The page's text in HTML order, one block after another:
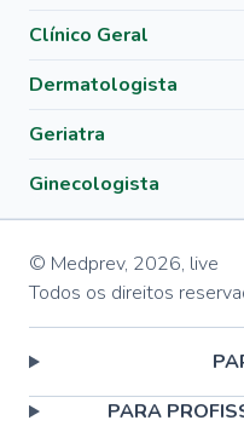
Clínico Geral
Dermatologista
Geriatra
Ginecologista
© Medprev, 2026, live
Todos os direitos
PARA